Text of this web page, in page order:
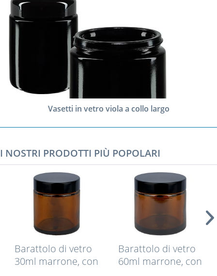
Vasetti in vetro viola a collo largo
I NOSTRI PRODOTTI PIÙ POPOLARI
Barattolo di vetro
30ml marrone, con
Barattolo di vetro
60ml marrone, con